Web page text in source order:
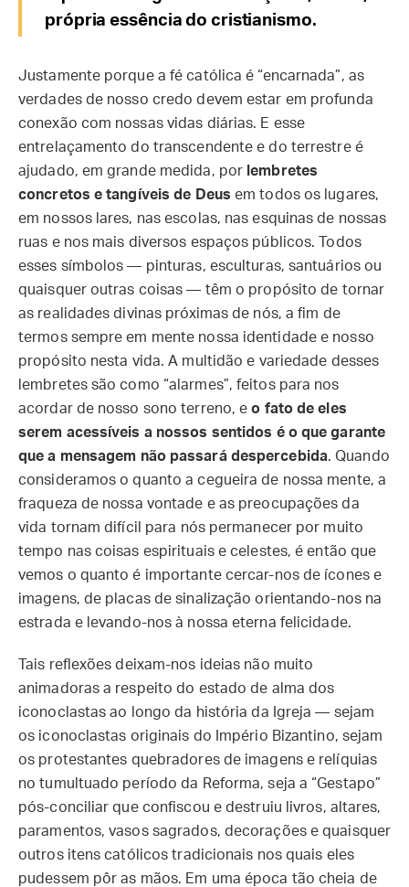
própria essência do cristianismo.
Justamente porque a fé católica é “encarnada”, as
verdades de nosso credo devem estar em profunda
conexão com nossas vidas diárias. E esse
entrelaçamento do transcendente e do terrestre é
ajudado, em grande medida, por lembretes
concretos e tangíveis de Deus em todos os lugares,
em nossos lares, nas escolas, nas esquinas de nossas
ruas e nos mais diversos espaços públicos. Todos
esses símbolos — pinturas, esculturas, santuários ou
quaisquer outras coisas — têm o propósito de tornar
as realidades divinas próximas de nós, a fim de
termos sempre em mente nossa identidade e nosso
propósito nesta vida. A multidão e variedade desses
lembretes são como “alarmes”, feitos para nos
acordar de nosso sono terreno, eo fato de eles
serem acessíveis a nossos sentidos é o que garante
que a mensagem não passará despercebida. Quando
consideramos o quanto a cegueira de nossa mente, a
fraqueza de nossa vontade e as preocupações da
vida tornam difícil para nós permanecer por muito
tempo nas coisas espirituais e celestes, é então que
vemos o quanto é importante cercar-nos de ícones e
imagens, de placas de sinalização orientando-nos na
estrada e levando-nos à nossa eterna felicidade.
Tais reflexões deixam-nos ideias não muito
animadoras a respeito do estado de alma dos
iconoclastas ao longo da história da Igreja — sejam
os iconoclastas originais do Império Bizantino, sejam
os protestantes quebradores de imagens e relíquias
no tumultuado período da Reforma, seja a “Gestapo”
pós-conciliar que confiscou e destruiu livros, altares,
paramentos, vasos sagrados, decorações e quaisquer
outros itens católicos tradicionais nos quais eles
pudessem pôr as mãos. Em uma época tão cheia de